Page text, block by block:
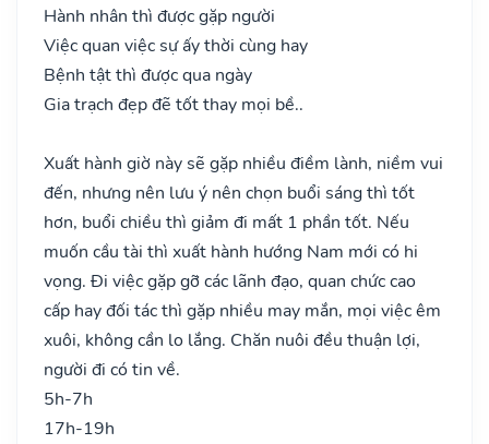
Hành nhân thì được gặp người
Việc quan việc sự ấy thời cùng hay
Bệnh tật thì được qua ngày
Gia trạch đẹp đẽ tốt thay mọi bề..
Xuất hành giờ này sẽ gặp nhiều điềm lành, niềm vui
đến, nhưng nên lưu ý nên chọn buổi sáng thì tốt
hơn, buổi chiều thì giảm đi mất 1 phần tốt. Nếu
muốn cầu tài thì xuất hành hướng Nam mới có hi
vọng. Đi việc gặp gỡ các lãnh đạo, quan chức cao
cấp hay đối tác thì gặp nhiều may mắn, mọi việc êm
xuôi, không cần lo lắng. Chăn nuôi đều thuận lợi,
người đi có tin về.
5h-7h
17h-19h